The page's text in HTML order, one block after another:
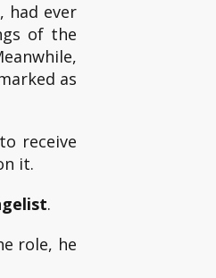
had ever
of the
as
receive
it.
.
role, he